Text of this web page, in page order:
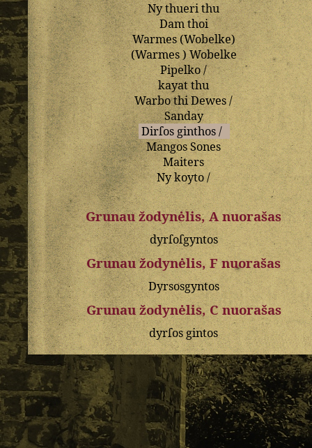
Nythuerithu
Damthoi
Warmes(Wobelke)
(Warmes)Wobelke
Pipelko/
kayatthu
WarbothiDewes/
Sanday
Dirſos ginthos/
MangosSones
Maiters
Nykoyto/
Grunau žodynėlis, A nuorašas
dyrſoſgyntos
Grunau žodynėlis, F nuorašas
Dyrsosgyntos
Grunau žodynėlis, C nuorašas
dyrſosgintos